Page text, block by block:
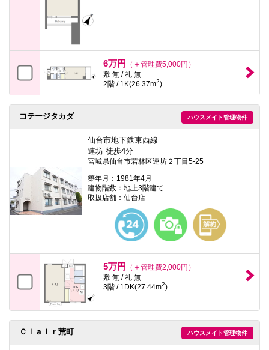
6万円
（＋管理費5,000円）
敷 無 / 礼 無
2階 / 1K(26.37m2)
ハウスメイト管理物件
コテージタカダ
仙台市地下鉄東西線
連坊 徒歩4分
宮城県仙台市若林区連坊２丁目5-25
築年月：1981年4月
建物階数：地上3階建て
取扱店舗：仙台店
5万円
（＋管理費2,000円）
敷 無 / 礼 無
3階 / 1DK(27.44m2)
ハウスメイト管理物件
Ｃｌａｉｒ荒町